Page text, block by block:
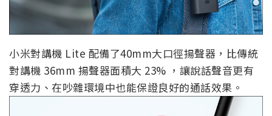
小米對講機 Lite 配備了40mm大口徑揚聲器，比傳統
對講機 36mm 揚聲器面積大 23% ，讓說話聲音更有
穿透力、在吵雜環境中也能保證良好的通話效果。